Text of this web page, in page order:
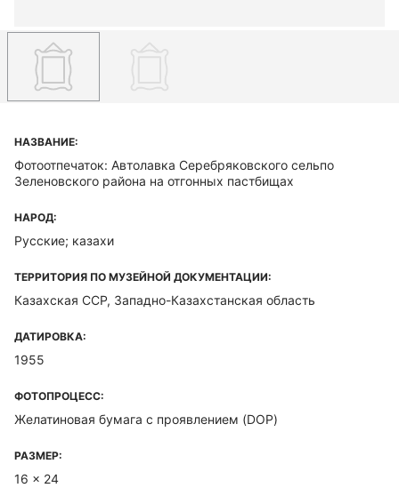
НАЗВАНИЕ:
Фотоотпечаток: Автолавка Серебряковского сельпо
Зеленовского района на отгонных пастбищах
НАРОД:
Русские; казахи
ТЕРРИТОРИЯ ПО МУЗЕЙНОЙ ДОКУМЕНТАЦИИ:
Казахская ССР, Западно-Казахстанская область
ДАТИРОВКА:
1955
ФОТОПРОЦЕСС:
Желатиновая бумага с проявлением (DOP)
РАЗМЕР:
16 x 24